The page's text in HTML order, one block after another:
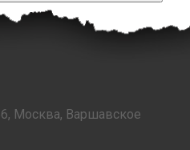
Москва, Варшавское